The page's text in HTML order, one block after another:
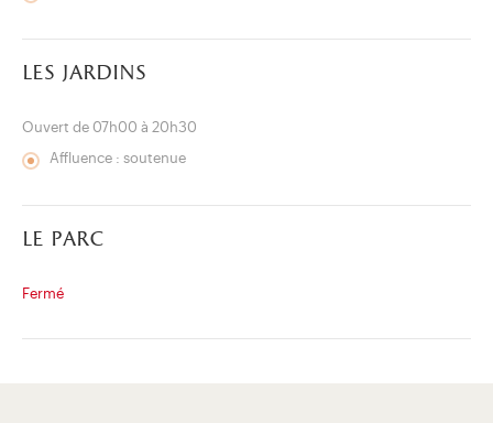
les jardins
Ouvert de 07h00 à 20h30
Affluence : soutenue
le parc
Fermé